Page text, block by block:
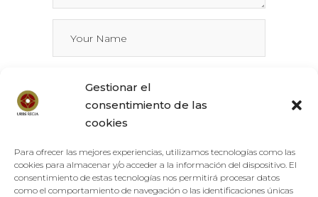
Gestionar el
consentimiento de las
cookies
Para ofrecer las mejores experiencias, utilizamos tecnologías como las
cookies para almacenar y/o acceder a la información del dispositivo. El
consentimiento de estas tecnologías nos permitirá procesar datos
como el comportamiento de navegación o las identificaciones únicas
Save my name, email, and website in